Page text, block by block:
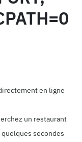
en ligne
un restaurant
secondes